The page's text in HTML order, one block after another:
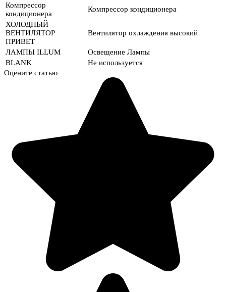
Компрессор
кондиционера
Компрессор кондиционера
ХОЛОДНЫЙ
ВЕНТИЛЯТОР
ПРИВЕТ
Вентилятор охлаждения высокий
ЛАМПЫ ILLUM
Освещение Лампы
BLANK
Не используется
Оцените статью